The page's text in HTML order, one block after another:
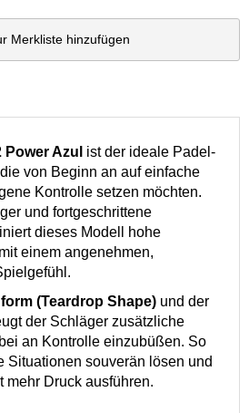
Merkliste hinzufügen
Azul ist der ideale Padel-
von Beginn an auf einfache
Kontrolle setzen möchten.
und fortgeschrittene
dieses Modell hohe
einem angenehmen,
(Teardrop Shape) und der
der Schläger zusätzliche
an Kontrolle einzubüßen. So
Situationen souverän lösen und
mehr Druck ausführen.